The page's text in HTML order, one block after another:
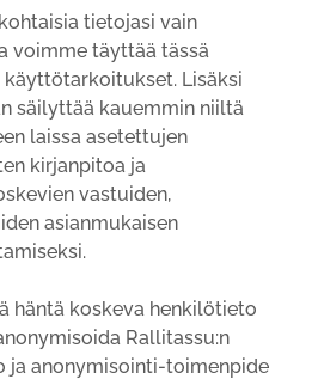
tietojasi vain
voimme täyttää tässä
Lisäksi
säilyttää kauemmin niiltä
laissa asetettujen
kirjanpitoa ja
vastuiden,
asianmukaisen
häntä koskeva henkilötieto
Rallitassu:n
ja anonymisointi-toimenpide